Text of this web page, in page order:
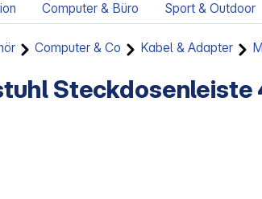
Computer & Büro Sport & Outdoor
Computer & Co Kabel & Adapter
Steckdosenleiste